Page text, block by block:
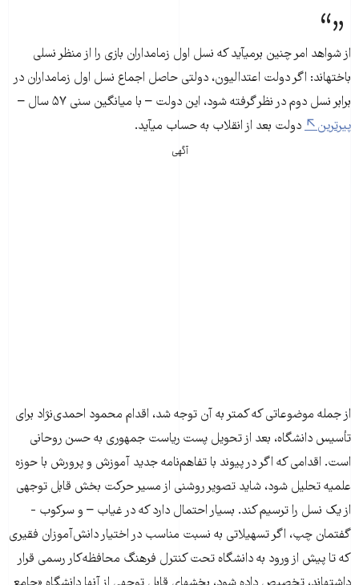
از شواهد امر چنین برمی­آید که نسل اول زمامداران بازی را از منظر نسلی
باخته­اند: اگر دولت اعتدالیون، دولتی حاصل اجماع نسل اول زمامداران در
برابر نسل دوم در نظر گرفته شود، این دولت – با میانگین سنی ۵۷ سال –
پیرترین
دولت بعد از انقلاب به حساب می­آید.
آگهی
از جمله موضوعاتی که کمتر به آن توجه شد، اقدام محمود احمدی‌نژاد برای
تأسیس دانشگاه، بعد از تحویل پست ریاست جمهوری به حسن روحانی
است. اقدامی که اگر در پیوند با تفاهم‌نامه جدید آموزش و پرورش با حوزه
علمیه تحلیل شود، شاید تصویر روشنی از مسیر حرکت بخش قابل توجهی
از یک نسل را ترسیم کند. بسیار احتمال دارد که در غیاب – و سرکوب -
گفتمان چپ، اگر تسهیلاتی به نسبت مناسب در اختیار دانش‌آموزان فقیری
که تا پیش از ورود به دانشگاه تحت کنترل فرهنگ محافظه‌کار رسمی قرار